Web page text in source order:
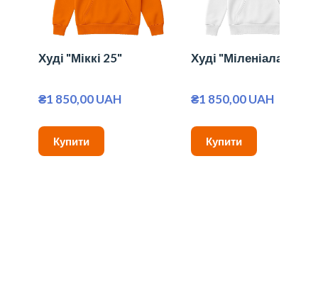
Худі "Міккі 25"
₴1 850,00 UAH
Купити
Худі "Міленіалам"
₴1 850,00 UAH
Купити